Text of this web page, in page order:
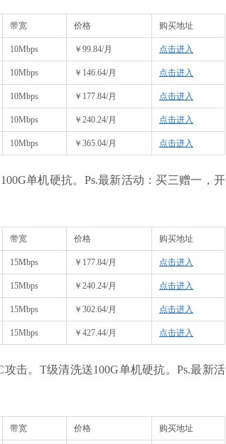
带宽 价格 购买地址
10Mbps ￥99.84/月 点击进入
10Mbps ￥146.64/月 点击进入
10Mbps ￥177.84/月 点击进入
10Mbps ￥240.24/月 点击进入
10Mbps ￥365.04/月 点击进入
单机硬抗。Ps.最新活动：买三赠一，开
带宽 价格 购买地址
15Mbps ￥177.84/月 点击进入
15Mbps ￥240.24/月 点击进入
15Mbps ￥302.64/月 点击进入
15Mbps ￥427.44/月 点击进入
击。T级清洗送100G单机硬抗。Ps.最新活
带宽 价格 购买地址